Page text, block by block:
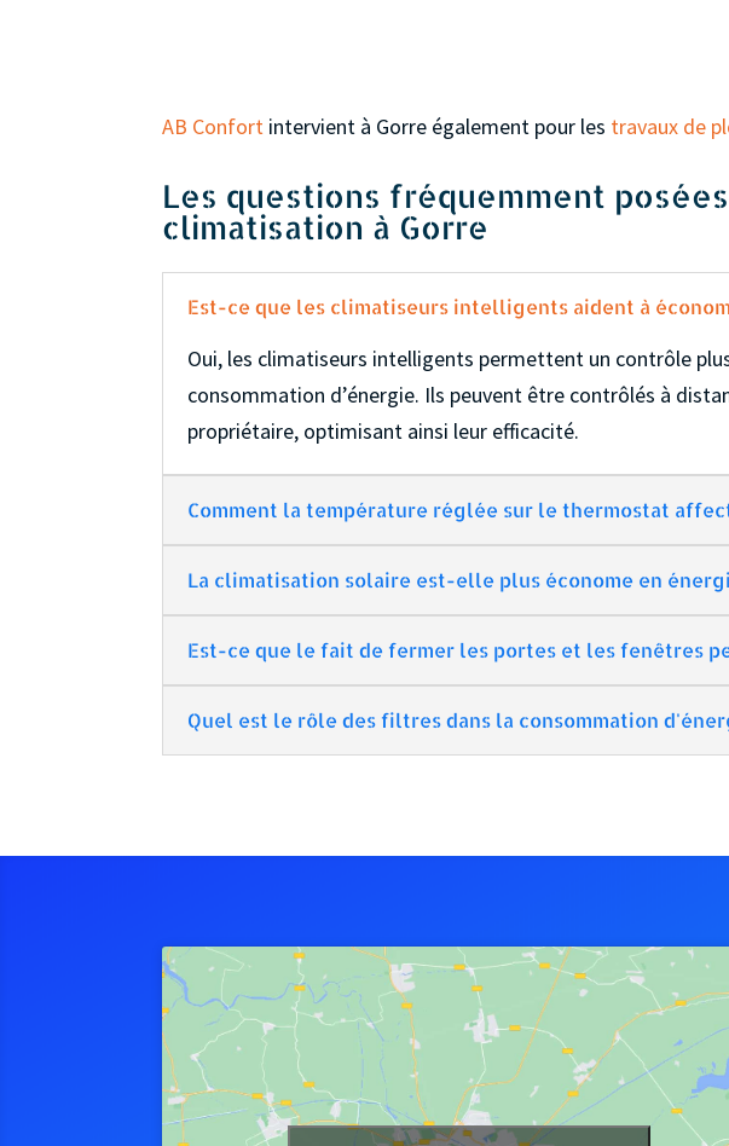
AB Confort intervient à Gorre également pour les travaux de
Les questions fréquemment
climatisation à Gorre
Est-ce que les climatiseurs intelligents aident à
Oui, les climatiseurs intelligents permettent un contrôle
consommation d’énergie. Ils peuvent être contrôlés à
propriétaire, optimisant ainsi leur efficacité.
Comment la température réglée sur le thermostat
La climatisation solaire est-elle plus économe en
Est-ce que le fait de fermer les portes et les fenêtres
Quel est le rôle des filtres dans la consommation